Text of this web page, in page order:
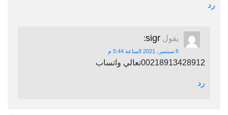
رد
يقول sigr
:
6 سبتمبر، 2021 الساعة 5:44 م
00218913428912تعالي واتساب
رد